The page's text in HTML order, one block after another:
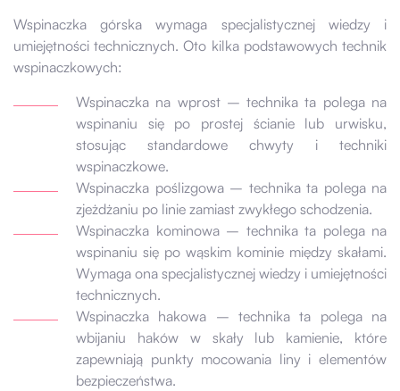
Wspinaczka górska wymaga specjalistycznej wiedzy i
umiejętności technicznych. Oto kilka podstawowych technik
wspinaczkowych:
Wspinaczka na wprost – technika ta polega na
wspinaniu się po prostej ścianie lub urwisku,
stosując standardowe chwyty i techniki
wspinaczkowe.
Wspinaczka poślizgowa – technika ta polega na
zjeżdżaniu po linie zamiast zwykłego schodzenia.
Wspinaczka kominowa – technika ta polega na
wspinaniu się po wąskim kominie między skałami.
Wymaga ona specjalistycznej wiedzy i umiejętności
technicznych.
Wspinaczka hakowa – technika ta polega na
wbijaniu haków w skały lub kamienie, które
zapewniają punkty mocowania liny i elementów
bezpieczeństwa.